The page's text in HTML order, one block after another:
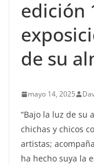
edición
de su
mayo 14, 2025
“Bajo la luz de su
chichas y chicos
artistas;
ha hecho suya la